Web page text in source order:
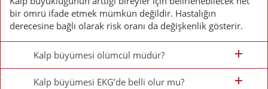
bir ömrü ifade etmek mümkün değildir. Hastalığın
derecesine bağlı olarak risk oranı da değişkenlik gösterir.
Kalp büyümesi ölümcül müdür?
Kalp büyümesi EKG’de belli olur mu?